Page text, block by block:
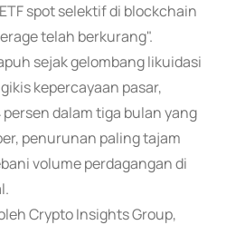
spot selektif di blockchain
telah berkurang".
sejak gelombang likuidasi
kepercayaan pasar,
dalam tiga bulan yang
penurunan paling tajam
volume perdagangan di
Crypto Insights Group,